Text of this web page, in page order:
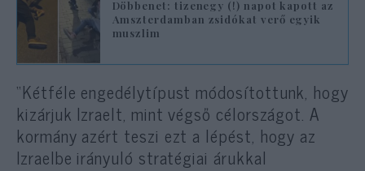
Döbbenet: tizenegy (!) napot kapott az
Amszterdamban zsidókat verő egyik
muszlim
“Kétféle engedélytípust módosítottunk, hogy
kizárjuk Izraelt, mint végső célországot. A
kormány azért teszi ezt a lépést, hogy az
Izraelbe irányuló stratégiai árukkal